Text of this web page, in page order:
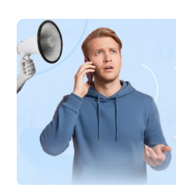
фізичної особи. Саме тому
банком на залишок
порядок оподаткування